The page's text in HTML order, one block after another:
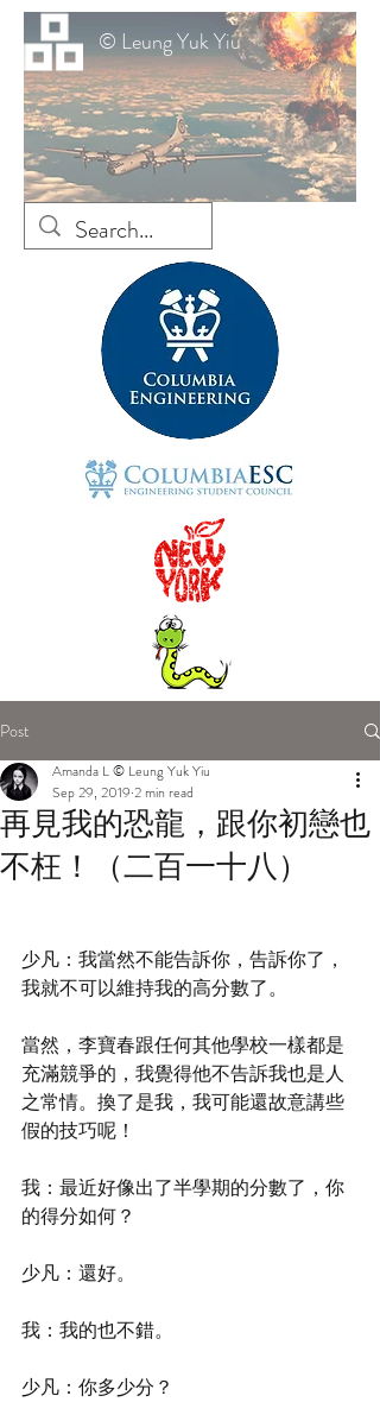
© Leung Yuk Yiu
Post
再見我的恐龍，跟你初戀也
不枉！（二百一十八）
Amanda L © Leung Yuk Yiu
Sep 29, 2019 2 min read
少凡：我當然不能告訴你，告訴你了，
我就不可以維持我的高分數了。
當然，李寶春跟任何其他學校一樣都是
充滿競爭的，我覺得他不告訴我也是人
之常情。換了是我，我可能還故意講些
假的技巧呢！
我：最近好像出了半學期的分數了，你
的得分如何？
少凡：還好。
我：我的也不錯。
少凡：你多少分？